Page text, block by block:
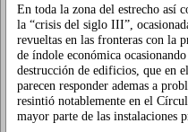
En toda la zona del estrecho así
la “crisis del siglo III”,
revueltas en las fronteras con la
de índole económica
destrucción de edificios, que en
parecen responder ademas a
resintió notablemente en el
mayor parte de las instalaciones